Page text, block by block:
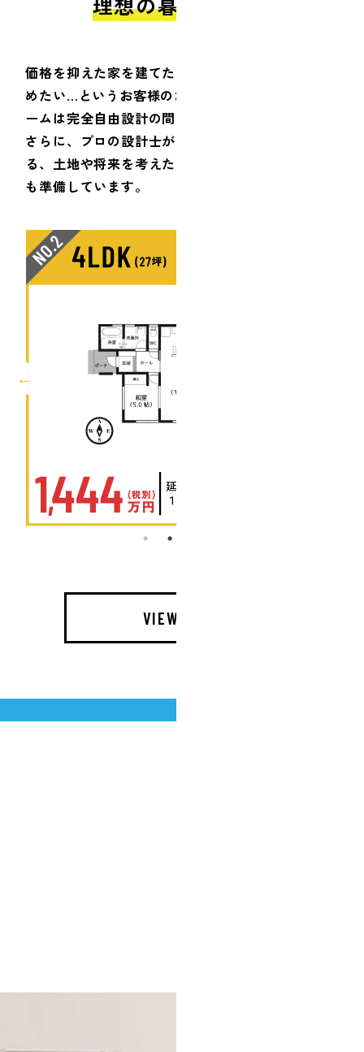
価格を抑えた家を建てたいけど間取りは自由に決
めたい…というお客様のお悩みにお応えし、ビーホ
ームは完全自由設計の間取りを実現しました。
さらに、プロの設計士がご提案す
る、土地や将来を考えた間取り例
も準備しています。
VIEW MORE